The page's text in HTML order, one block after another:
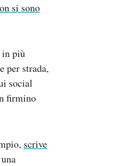
si sono
in più
per strada,
social
firmino
scrive